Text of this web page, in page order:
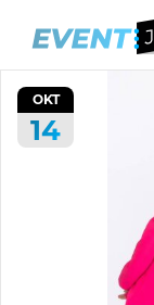
OKT
14